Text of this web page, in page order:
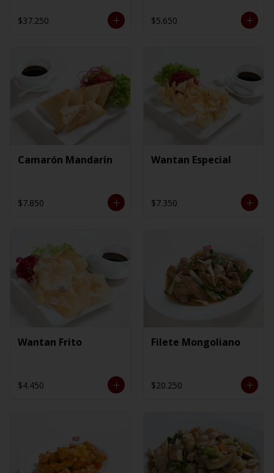
$37.250 $5.650
Camarón Mandarín
$7.850
Wantan Especial
$7.350
Wantan Frito
$4.450
Filete Mongoliano
$20.250